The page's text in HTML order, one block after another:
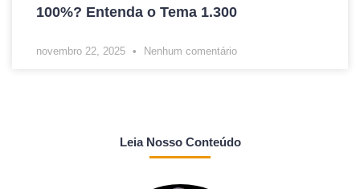
100%? Entenda o Tema 1.300
novembro 22, 2025 Nenhum comentário
Leia Nosso Conteúdo